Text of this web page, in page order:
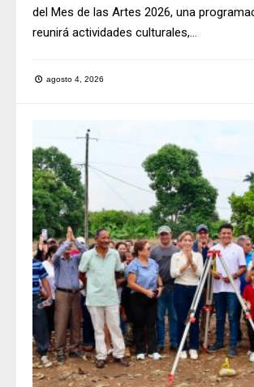
del Mes de las Artes 2026, una
reunirá actividades culturales,...
agosto 4, 2026